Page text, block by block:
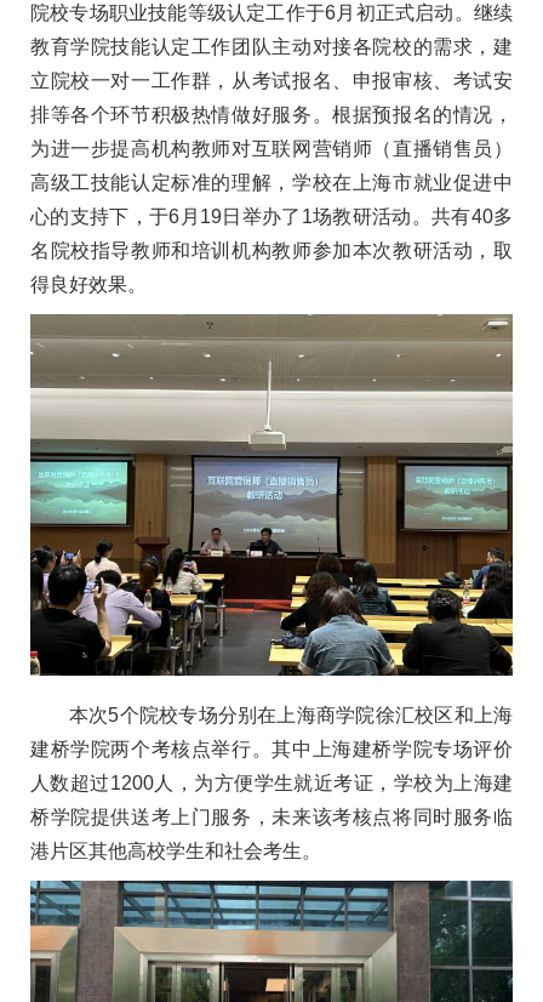
院校专场职业技能等级认定工作于6月初正式启动。继续
教育学院技能认定工作团队主动对接各院校的需求，建
立院校一对一工作群，从考试报名、申报审核、考试安
排等各个环节积极热情做好服务。根据预报名的情况，
为进一步提高机构教师对互联网营销师（直播销售员）
高级工技能认定标准的理解，学校在上海市就业促进中
心的支持下，于6月19日举办了1场教研活动。共有40多
名院校指导教师和培训机构教师参加本次教研活动，取
得良好效果。
本次5个院校专场分别在上海商学院徐汇校区和上海
建桥学院两个考核点举行。其中上海建桥学院专场评价
人数超过1200人，为方便学生就近考证，学校为上海建
桥学院提供送考上门服务，未来该考核点将同时服务临
港片区其他高校学生和社会考生。